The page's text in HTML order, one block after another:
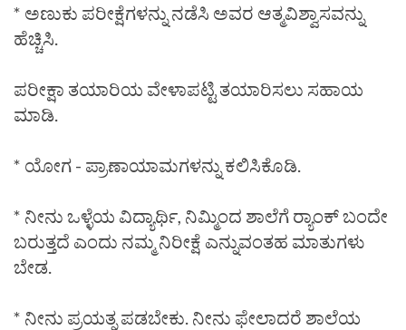
* ಅಣುಕು ಪರೀಕ್ಷೆಗಳನ್ನು ನಡೆಸಿ ಅವರ ಆತ್ಮವಿಶ್ವಾಸವನ್ನು
ಹೆಚ್ಚಿಸಿ.
ಪರೀಕ್ಷಾ ತಯಾರಿಯ ವೇಳಾಪಟ್ಟಿ ತಯಾರಿಸಲು ಸಹಾಯ
ಮಾಡಿ.
* ಯೋಗ - ಪ್ರಾಣಾಯಾಮಗಳನ್ನು ಕಲಿಸಿಕೊಡಿ.
* ನೀನು ಒಳ್ಳೆಯ ವಿದ್ಯಾರ್ಥಿ, ನಿಮ್ಮಿಂದ ಶಾಲೆಗೆ ರ‍್ಯಾಂಕ್ ಬಂದೇ
ಬರುತ್ತದೆ ಎಂದು ನಮ್ಮ ನಿರೀಕ್ಷೆ ಎನ್ನುವಂತಹ ಮಾತುಗಳು
ಬೇಡ.
* ನೀನು ಪ್ರಯತ್ನ ಪಡಬೇಕು. ನೀನು ಫೇಲಾದರೆ ಶಾಲೆಯ